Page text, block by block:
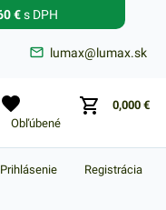
lumax@lumax.sk
€s DPH
Obľúbené
0,000 €
Registrácia
Prihlásenie